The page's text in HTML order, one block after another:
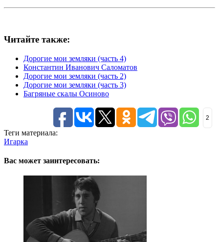
Читайте также:
Дорогие мои земляки (часть 4)
Константин Иванович Саломатов
Дорогие мои земляки (часть 2)
Дорогие мои земляки (часть 3)
Багряные скалы Осиново
2
Теги материала:
Игарка
Вас может заинтересовать: